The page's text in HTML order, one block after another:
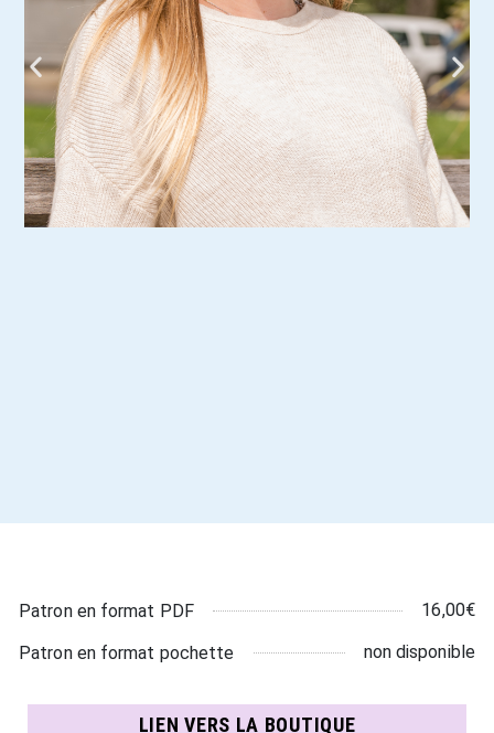
Patron en format PDF 16,00€
Patron en format pochette non disponible
LIEN VERS LA BOUTIQUE